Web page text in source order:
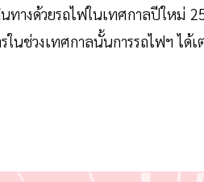
นทางด้วยรถไฟในเทศกาลปีให
ในช่วงเทศกาลนั้นการรถไฟฯ ได้